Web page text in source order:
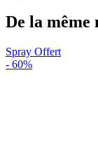
De la même
Spray Offert
- 60%